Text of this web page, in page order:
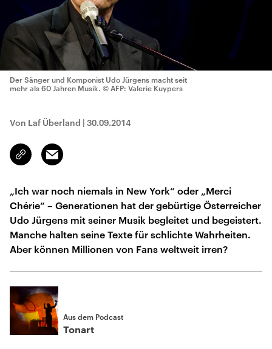
Der Sänger und Komponist Udo Jürgens macht seit
mehr als 60 Jahren Musik. © AFP: Valerie Kuypers
Von Laf Überland | 30.09.2014
Link
kopieren/teilen
Email
„Ich war noch niemals in New York“ oder „Merci
Chérie“ – Generationen hat der gebürtige Österreicher
Udo Jürgens mit seiner Musik begleitet und begeistert.
Manche halten seine Texte für schlichte Wahrheiten.
Aber können Millionen von Fans weltweit irren?
Aus dem Podcast
Tonart